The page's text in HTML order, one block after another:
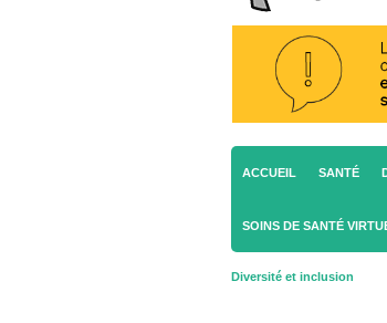
ACCUEIL SANTÉ
SOINS DE SANTÉ
Diversité et inclusion